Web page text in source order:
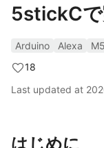
5stickC
Arduino Alexa
18
Last updated at
はじめに